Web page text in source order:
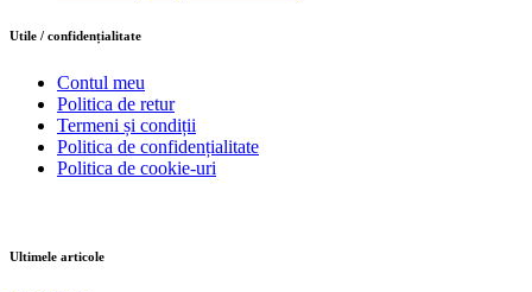
Utile / confidențialitate
Contul meu
Politica de retur
Termeni și condiții
Politica de confidențialitate
Politica de cookie-uri
Ultimele articole